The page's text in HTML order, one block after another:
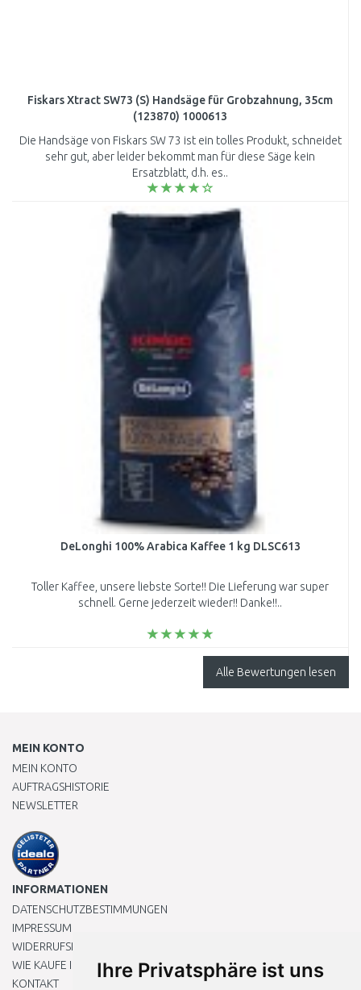
Ihre Privatsphäre ist uns
Fiskars Xtract SW73 (S) Handsäge für Grobzahnung, 35cm
(123870) 1000613
Die Handsäge von Fiskars SW 73 ist ein tolles Produkt, schneidet
sehr gut, aber leider bekommt man für diese Säge kein
Ersatzblatt, d.h. es..
DeLonghi 100% Arabica Kaffee 1 kg DLSC613
Toller Kaffee, unsere liebste Sorte!! Die Lieferung war super
schnell. Gerne jederzeit wieder!! Danke!!..
Alle Bewertungen lesen
MEIN KONTO
MEIN KONTO
AUFTRAGSHISTORIE
NEWSLETTER
INFORMATIONEN
DATENSCHUTZBESTIMMUNGEN
IMPRESSUM
WIDERRUFSRECHT
WIE KAUFE ICH EIN?
KONTAKT